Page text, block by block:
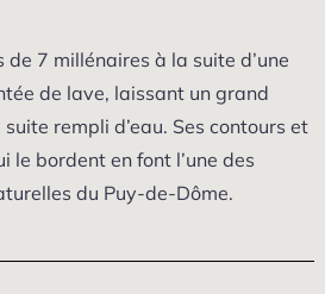
de 7 millénaires à la suite d’une
de lave, laissant un grand
rempli d’eau. Ses contours et
le bordent en font l’une des
du Puy-de-Dôme.